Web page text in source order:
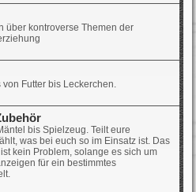
über kontroverse Themen der
von Futter bis Leckerchen.
bis Spielzeug. Teilt eure
was bei euch so im Einsatz ist. Das
kein Problem, solange es sich um
für ein bestimmtes